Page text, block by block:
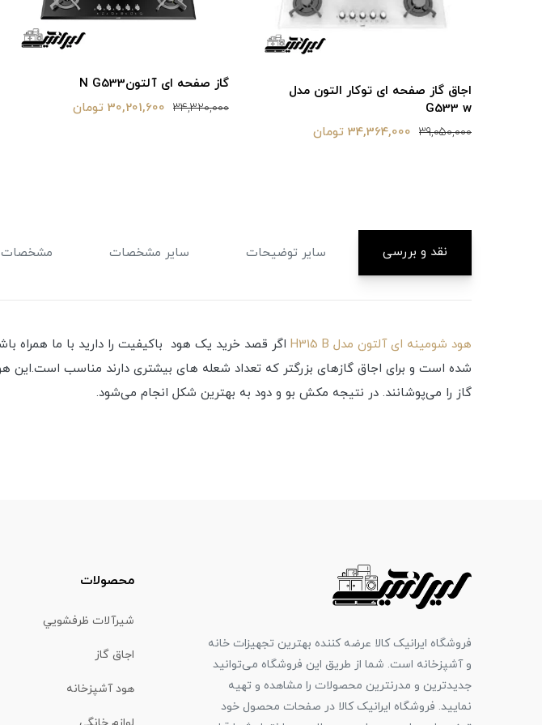
اجاق گاز صفحه ای توکار التون مدل
G533 w
39,050,000 34,364,000 تومان
گاز صفحه ای آلتونN G533
34,320,000 30,201,600 تومان
نقد و بررسی سایر توضیحات سایر مشخصات مشخصات
هود شومینه ای آلتون مدل H315 B
گاز را می‌پوشانند. در نتیجه مکش بو و دود به بهترین شکل انجام می‌شود.
فروشگاه ایرانیک کالا عرضه کننده بهترین تجهیزات خانه
و آشپزخانه است. شما از طریق این فروشگاه می‌توانید
جدیدترین و مدرنترین محصولات را مشاهده و تهیه
نمایید. فروشگاه ایرانیک کالا در صفحات محصول خود
محصولات
شیرآلات ظرفشويي
اجاق گاز
هود آشپزخانه